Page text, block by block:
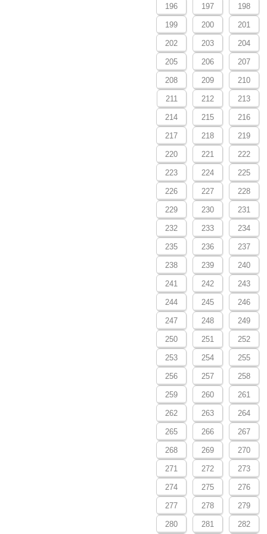
196 197 198
199 200 201
202 203 204
205 206 207
208 209 210
211 212 213
214 215 216
217 218 219
220 221 222
223 224 225
226 227 228
229 230 231
232 233 234
235 236 237
238 239 240
241 242 243
244 245 246
247 248 249
250 251 252
253 254 255
256 257 258
259 260 261
262 263 264
265 266 267
268 269 270
271 272 273
274 275 276
277 278 279
280 281 282